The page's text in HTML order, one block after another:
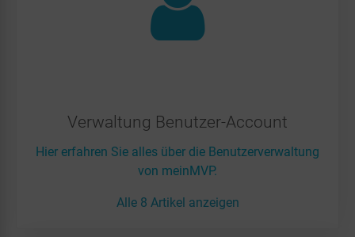
Verwaltung Benutzer-Account
Hier erfahren Sie alles über die Benutzerverwaltung
von meinMVP.
Alle 8 Artikel anzeigen